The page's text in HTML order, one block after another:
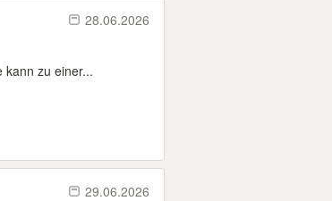
28.06.2026
kann zu einer...
29.06.2026